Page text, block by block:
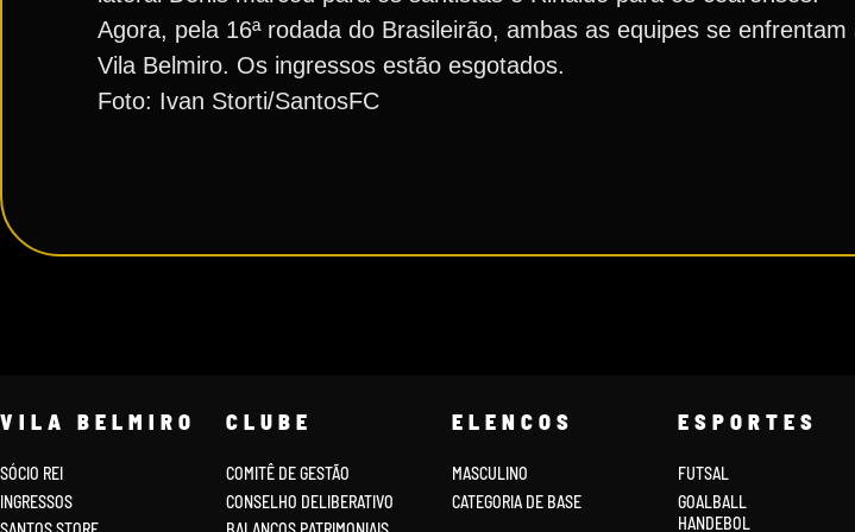
Agora, pela 16ª rodada do Brasileirão, ambas as equipes se
Vila Belmiro. Os ingressos estão esgotados.
Foto: Ivan Storti/SantosFC
VILA BELMIRO
SÓCIO REI
INGRESSOS
CLUBE
COMITÊ DE GESTÃO
CONSELHO DELIBERATIVO
ELENCOS
MASCULINO
CATEGORIA DE BASE
ESPORTES
FUTSAL
GOALBALL
HANDEBOL